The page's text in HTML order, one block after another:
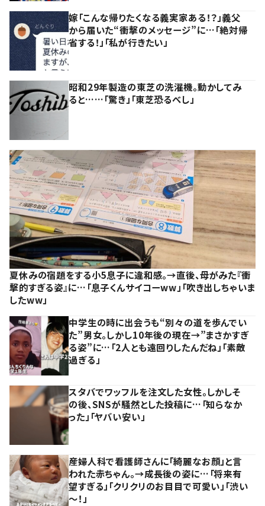
嫁「こんな帰りたくなる義実家ある！？」義父
から届いた“衝撃のメッセージ”に…「絶対帰
省する！」「私が行きたい」
昭和29年製造の東芝の洗濯機。動かしてみ
ると……「驚き」「東芝恐るべし」
夏休みの宿題をする小5息子に違和感。→直後、母がみた『衝
撃的すぎる姿』に…「息子くんサイコーww」「吹き出しちゃいま
したww」
中学生の時に出会うも“別々の道を歩んでい
た”男女。しかし10年後の現在→”まさかすぎ
る姿”に…「2人とも遠回りしたんだね」「素敵
過ぎる」
スタバでワッフルを注文した女性。しかしそ
の後、SNSが騒然とした投稿に…「知らなか
った」「ヤバい安い」
産婦人科で看護師さんに「綺麗なお顔」と言
われた赤ちゃん。→成長後の姿に…「将来有
望すぎる」「クリクリのお目目で可愛い」「渋い
～！」